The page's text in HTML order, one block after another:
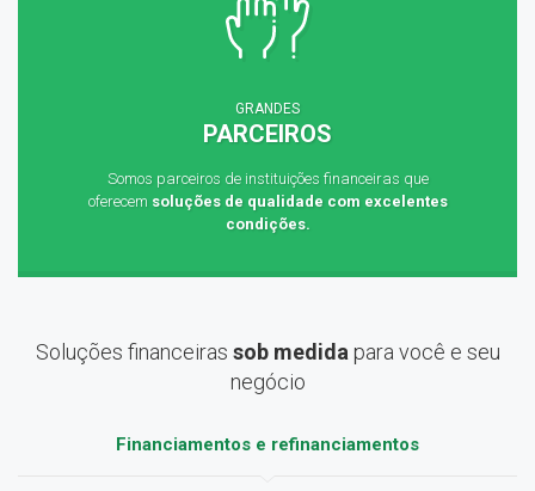
GRANDES
PARCEIROS
Somos parceiros de instituições financeiras que
oferecem soluções de qualidade com excelentes
condições.
Soluções financeiras sob medida para você e seu
negócio
Financiamentos e refinanciamentos